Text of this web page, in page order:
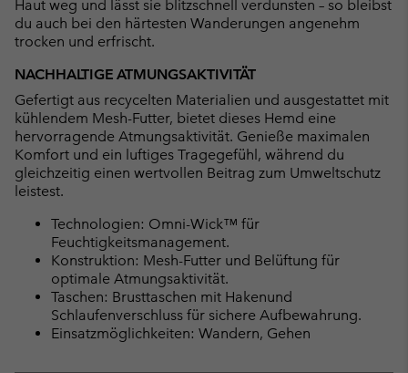
Haut weg und lässt sie blitzschnell verdunsten – so bleibst
du auch bei den härtesten Wanderungen angenehm
trocken und erfrischt.
NACHHALTIGE ATMUNGSAKTIVITÄT
Gefertigt aus recycelten Materialien und ausgestattet mit
kühlendem Mesh-Futter, bietet dieses Hemd eine
hervorragende Atmungsaktivität. Genieße maximalen
Komfort und ein luftiges Tragegefühl, während du
gleichzeitig einen wertvollen Beitrag zum Umweltschutz
leistest.
Technologien: Omni-Wick™ für
Feuchtigkeitsmanagement.
Konstruktion: Mesh-Futter und Belüftung für
optimale Atmungsaktivität.
Taschen: Brusttaschen mit Hakenund
Schlaufenverschluss für sichere Aufbewahrung.
Einsatzmöglichkeiten: Wandern, Gehen